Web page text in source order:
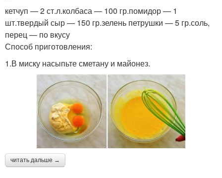
кетчуп — 2 ст.л.колбаса — 100 гр.помидор — 1
шт.твердый сыр — 150 гр.зелень петрушки — 5 гр.соль,
перец — по вкусу
Способ приготовления:
1.В миску насыпьте сметану и майонез.
читать дальше →